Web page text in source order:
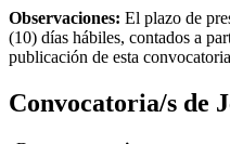
Observaciones: El plazo de
(10) días hábiles, contados a
publicación de esta convocatoria
Convocatoria/s de